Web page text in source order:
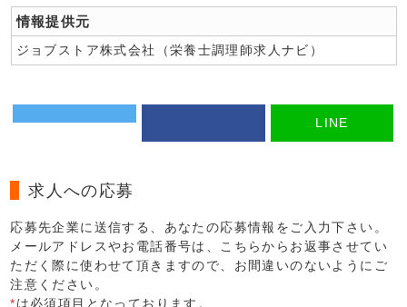
情報提供元
ジョブストア株式会社（栄養士調理師求人ナビ）
LINE
求人への応募
応募先企業に送信する、あなたの応募情報をご入力下さい。
メールアドレスやお電話番号は、こちらからお返事させてい
ただく際に使わせて頂きますので、お間違いのないようにご
注意ください。
*は必須項目となっております。